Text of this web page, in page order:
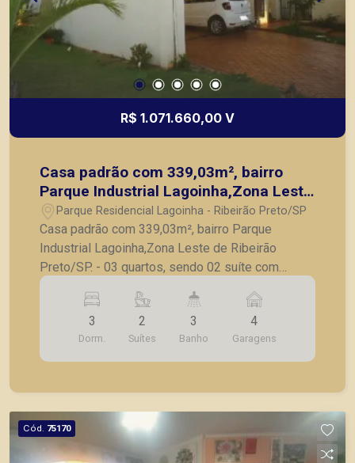
R$ 1.071.660,00 V
Casa padrão com 339,03m², bairro
Parque Industrial Lagoinha,Zona Leste
de Ribeirão Preto/SP.
Parque Residencial Lagoinha - Ribeirão Preto/SP
Casa padrão com 339,03m², bairro Parque
Industrial Lagoinha,Zona Leste de Ribeirão
Preto/SP. - 03 quartos, sendo 02 suíte com
armário embutido; - Banheiro social; - Sala para
02 ambientes; - Cozinha com gabinete; -
Lavanderia; - 4 vagas de garagem, sendo 2
coberta. A Piramid tem como objetivo atender
seus clientes com agilidade e segurança, em
Ribeirão Preto.
3
Dorm.
2
Suítes
3
Banho
4
Garagens
Cód. 75170